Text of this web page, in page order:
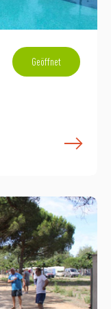
Geöffnet